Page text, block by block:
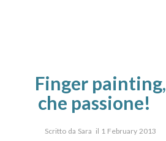
Finger painting,
che passione!
Scritto da Sara il 1 February 2013